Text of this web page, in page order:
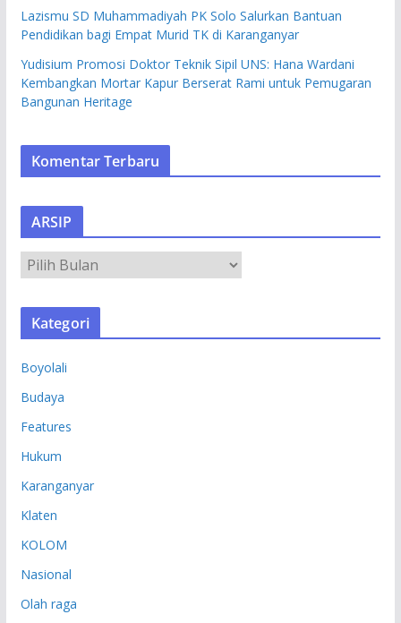
Lazismu SD Muhammadiyah PK Solo Salurkan Bantuan
Pendidikan bagi Empat Murid TK di Karanganyar
Yudisium Promosi Doktor Teknik Sipil UNS: Hana Wardani
Kembangkan Mortar Kapur Berserat Rami untuk Pemugaran
Bangunan Heritage
Komentar Terbaru
ARSIP
R
S
Kategori
Boyolali
Budaya
Features
Hukum
Karanganyar
Klaten
KOLOM
Nasional
Olah raga